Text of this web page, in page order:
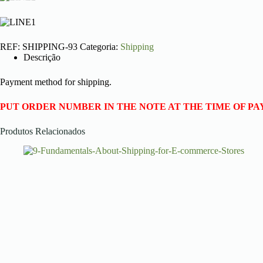
REF: SHIPPING-93 Categoria: Shipping
Descrição
Payment method for shipping.
PUT ORDER NUMBER IN THE NOTE AT THE TIME OF
Produtos Relacionados